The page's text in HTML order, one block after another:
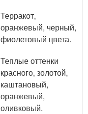
Терракот,
оранжевый, черный,
фиолетовый цвета.
Теплые оттенки
красного, золотой,
каштановый,
оранжевый,
оливковый.